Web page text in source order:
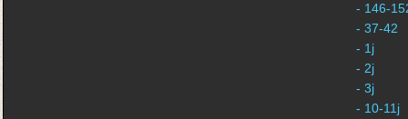
- 146-
- 37-42
- 1j
- 2j
- 3j
- 10-11j